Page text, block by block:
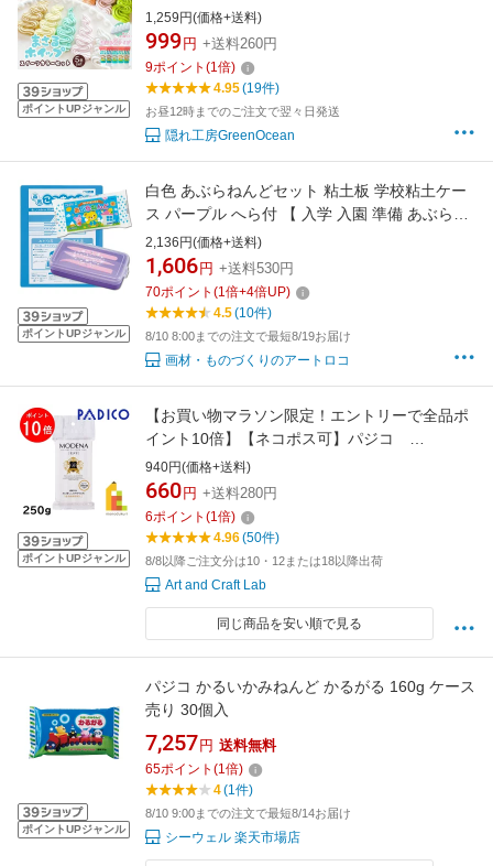
ポイントUPジャンル
クラフト 用 ミニチュアフード 手芸
GreenOceanオリジナル♪《選べる2種類》 GK
1,259円(価格+送料)
999 円 +送料260円
9ポイント (1倍)
4.95(19件)
お昼12時までのご注文で翌々日発送
隠れ工房GreenOcean
ポイントUPジャンル
白色 あぶらねんどセット 粘土板 学校粘土ケー
ス パープル へら付 【 入学 入園 準備 あぶらね
んど 小学校 幼稚園 保育園 油粘土 ケース 】
2,136円(価格+送料)
1,606 円 +送料530円
70ポイント (1倍+4倍UP)
4.5(10件)
8/10 8:00までの注文で最短8/19お届け
画材・ものづくりのアートロコ
ポイントUPジャンル
【お買い物マラソン限定！エントリーで全品ポ
イント10倍】【ネコポス可】パジコ
PADICO モデナ ホワイト 250g
940円(価格+送料)
660 円 +送料280円
6ポイント (1倍)
4.96(50件)
8/8以降ご注文分は10・12または18以降出荷
Art and Craft Lab
同じ商品を安い順で見る
ポイントUPジャンル
パジコ かるいかみねんど かるがる 160g ケース
売り 30個入
7,257 円 送料無料
65ポイント (1倍)
4(1件)
8/10 9:00までの注文で最短8/14お届け
シーウェル 楽天市場店